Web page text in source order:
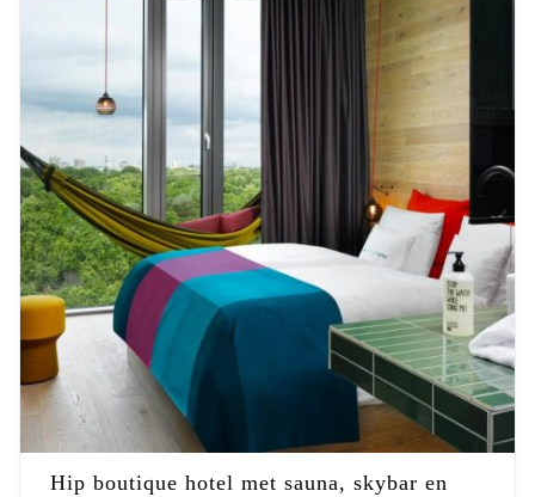
Hip boutique hotel met sauna, skybar en